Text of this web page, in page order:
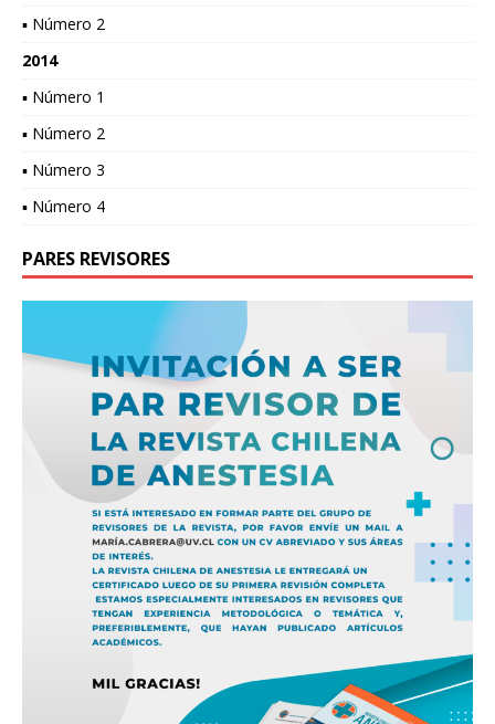
▪ Número 2
2014
▪ Número 1
▪ Número 2
▪ Número 3
▪ Número 4
PARES REVISORES